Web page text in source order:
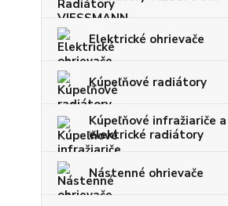
Elektrické ohrievače
Kúpeľňové radiátory
Kúpeľňové infražiariče a
elektrické radiátory
Nástenné ohrievače